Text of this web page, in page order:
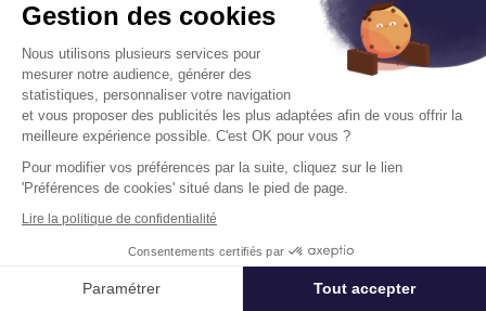
Affiner ma recherche
vous assister dans la sélection de l'espace parfait pour
Trouvez facilement nos annonces de
locaux à louer ou à vendre en France
pour installer votre entreprise.
Les différentes offres de locaux en France présentent
trouverez des informations concernant l’actif, des
Gestion des cookies
Nous utilisons plusieurs services pour
mesurer notre audience, générer des
statistiques, personnaliser votre navigation
et vous proposer des publicités les plus adaptées afin de vous offrir la
meilleure expérience possible. C'est OK pour vous ?
Pour modifier vos préférences par la suite, cliquez sur le lien
'Préférences de cookies' situé dans le pied de page.
Lire la politique de confidentialité
Consentements certifiés par
Paramétrer Tout accepter